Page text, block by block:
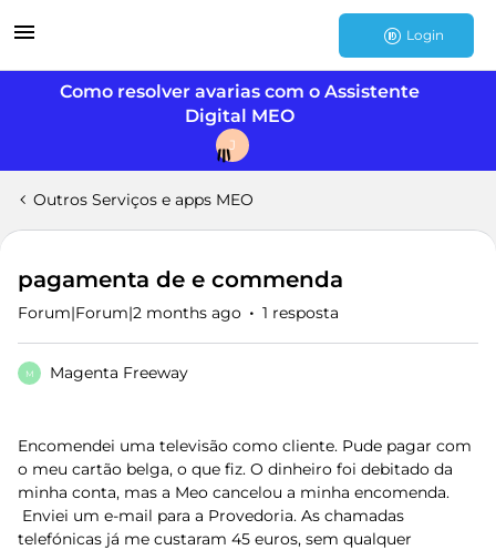
Login
Como resolver avarias com o Assistente
Digital MEO
J
Outros Serviços e apps MEO
pagamenta de e commenda
Forum|Forum|2 months ago 1 resposta
M Magenta Freeway
Encomendei uma televisão como cliente. Pude pagar com
o meu cartão belga, o que fiz. O dinheiro foi debitado da
minha conta, mas a Meo cancelou a minha encomenda.
Enviei um e-mail para a Provedoria. As chamadas
telefónicas já me custaram 45 euros, sem qualquer